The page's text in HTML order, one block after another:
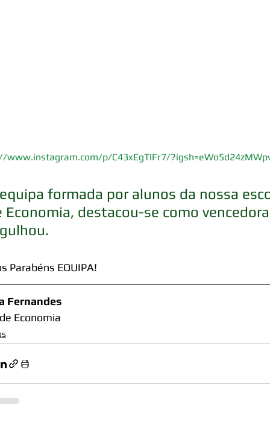
www.instagram.com/p/C43xEgTIFr7/
equipa formada por alunos da nossa
Economia, destacou-se como
Parabéns EQUIPA!
Fernandes
Economia